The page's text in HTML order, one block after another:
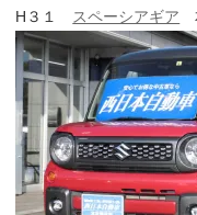
H３１ スペーシアギア